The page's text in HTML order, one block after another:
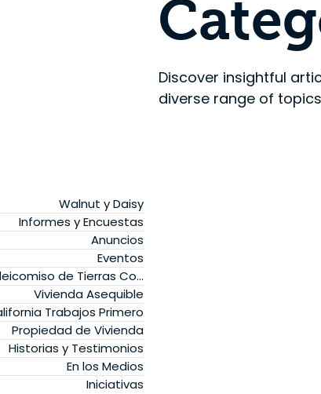
En los Medios
Discover insightful
diverse range of
Walnut y Daisy
Informes y Encuestas
Anuncios
Eventos
Fideicomiso de Tierras Comunitarias
Vivienda Asequible
Trabajos Primero
Propiedad de Vivienda
Historias y Testimonios
En los Medios
Iniciativas